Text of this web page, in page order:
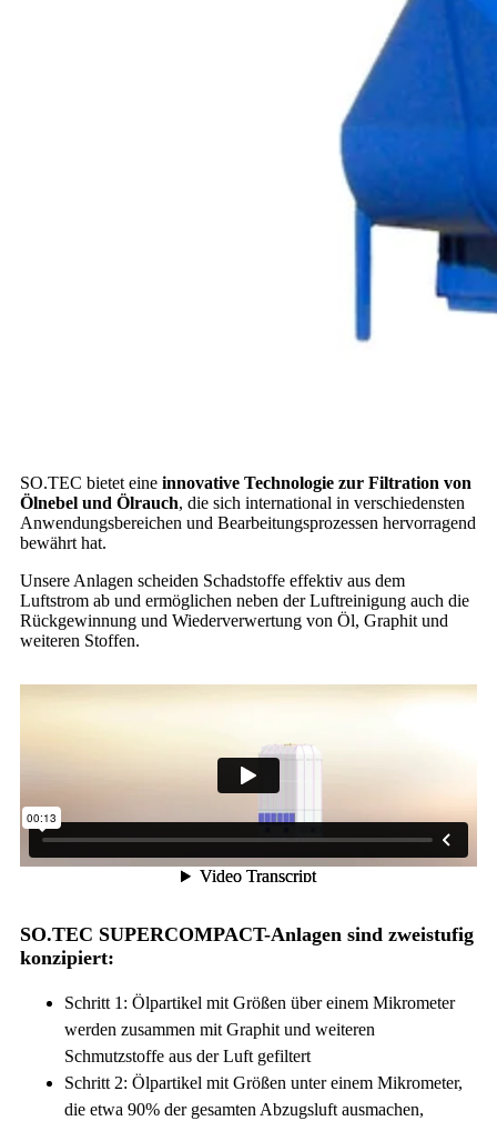
SO.TEC bietet eine innovative Technologie zur Filtration von
Ölnebel und Ölrauch, die sich international in verschiedensten
Anwendungsbereichen und Bearbeitungsprozessen hervorragend
bewährt hat.
Unsere Anlagen scheiden Schadstoffe effektiv aus dem
Luftstrom ab und ermöglichen neben der Luftreinigung auch die
Rückgewinnung und Wiederverwertung von Öl, Graphit und
weiteren Stoffen.
SO.TEC SUPERCOMPACT-Anlagen sind zweistufig
konzipiert:
Schritt 1: Ölpartikel mit Größen über einem Mikrometer
werden zusammen mit Graphit und weiteren
Schmutzstoffe aus der Luft gefiltert
Schritt 2: Ölpartikel mit Größen unter einem Mikrometer,
die etwa 90% der gesamten Abzugsluft ausmachen,